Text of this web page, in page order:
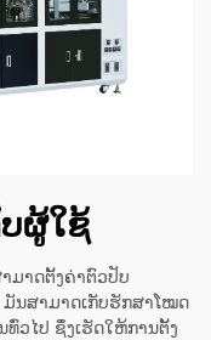
ຜູ້ໃຊ້
ມາດຕັ້ງຄ່າຕົວປັບ
ນສາມາດເກັບຮັກສາໂໝດ
ວໄປ ຊຶ່ງເຮັດໃຫ້ການຕັ້ງ